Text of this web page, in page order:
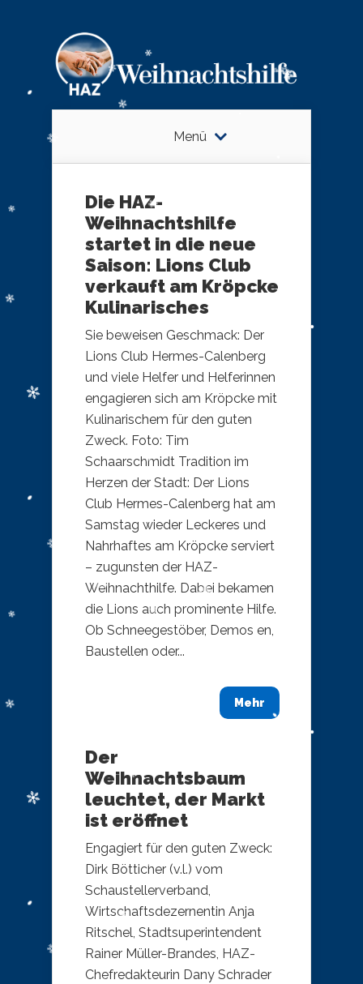
Menü
Die HAZ-
Weihnachtshilfe
startet in die neue
Saison: Lions Club
verkauft am Kröpcke
Kulinarisches
Sie beweisen Geschmack: Der
Lions Club Hermes-Calenberg
und viele Helfer und Helferinnen
engagieren sich am Kröpcke mit
Kulinarischem für den guten
Zweck. Foto: Tim
Schaarschmidt Tradition im
Herzen der Stadt: Der Lions
Club Hermes-Calenberg hat am
Samstag wieder Leckeres und
Nahrhaftes am Kröpcke serviert
– zugunsten der HAZ-
Weihnachthilfe. Dabei bekamen
die Lions auch prominente Hilfe.
Ob Schneegestöber, Demos en,
Baustellen oder...
Mehr
Der
Weihnachtsbaum
leuchtet, der Markt
ist eröffnet
Engagiert für den guten Zweck:
Dirk Bötticher (v.l.) vom
Schaustellerverband,
Wirtschaftsdezernentin Anja
Ritschel, Stadtsuperintendent
Rainer Müller-Brandes, HAZ-
Chefredakteurin Dany Schrader